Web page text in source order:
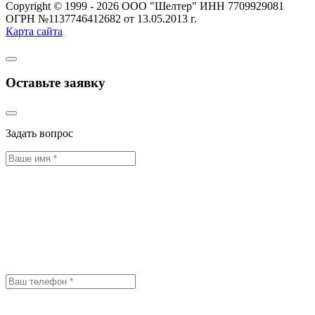
Copyright © 1999 - 2026 ООО "Шелтер" ИНН 7709929081
ОГРН №1137746412682 от 13.05.2013 г.
Карта сайта
Оставьте заявку
Задать вопрос